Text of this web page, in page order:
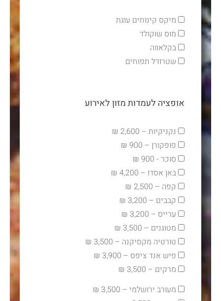
מיקס קינוחים עוגת
מוס שוקולד
בקלאווה
שטרודל תפוחים
אופציה לעמדות מזון לאירוע
נקניקיות – 2,600 ₪
פופקורן – 900 ₪
סוכר - 900 ₪
באן אסדו – 4,200 ₪
קפה – 2,500 ₪
קבבים – 3,200 ₪
ערייס – 3,200 ₪
מטוגנים – 3,500 ₪
טורטיה מקסיקנה – 3,500 ₪
פיש אנד ציפס – 3,900 ₪
מרקים – 3,500 ₪
מעורב ירושלמי – 3,500 ₪